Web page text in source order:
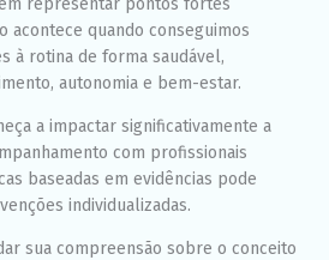
acontece quando conseguimos
à rotina de forma saudável,
autonomia e bem-estar.
a impactar significativamente a
com profissionais
baseadas em evidências pode
individualizadas.
sua compreensão sobre o conceito